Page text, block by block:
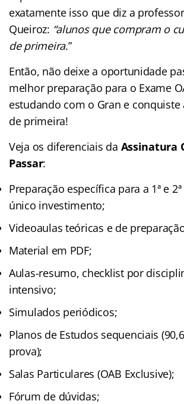
exatamente isso que diz a
Queiroz: “alunos que compram o
de primeira.”
Então, não deixe a oportunidade
melhor preparação para o Exame
estudando com o Gran e conquiste
de primeira!
Veja os diferenciais da Assinatura
Passar:
Preparação específica para a 1ª e
único investimento;
Videoaulas teóricas e de
Material em PDF;
Aulas-resumo, checklist por
intensivo;
Simulados periódicos;
Planos de Estudos sequenciais
prova);
Salas Particulares (OAB Exclusive);
Fórum de dúvidas;